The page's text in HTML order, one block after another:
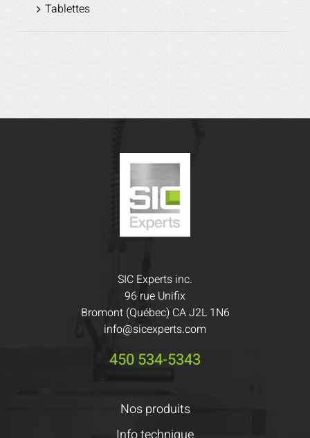
Tablettes
SIC Experts inc.
96 rue Unifix
Bromont (Québec) CA J2L 1N6
info@sicexperts.com
450 534-5343
Nos produits